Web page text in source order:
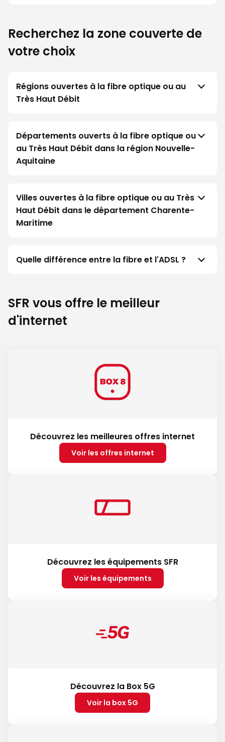
Recherchez la zone couverte de
votre choix
Régions ouvertes à la fibre optique ou au
Très Haut Débit
Départements ouverts à la fibre optique ou
au Très Haut Débit dans la région Nouvelle-
Aquitaine
Villes ouvertes à la fibre optique ou au Très
Haut Débit dans le département Charente-
Maritime
Quelle différence entre la fibre et l'ADSL ?
SFR vous offre le meilleur
d'internet
Découvrez les meilleures offres internet
Voir les offres internet
Découvrez les équipements SFR
Voir les équipements
Découvrez la Box 5G
Voir la box 5G